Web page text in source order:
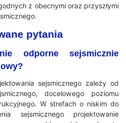
z obecnymi oraz przyszłymi
pytania
odporne sejsmicznie
sejsmicznego zależy od
docelowego poziomu
W strefach o niskim do
sejsmicznego projektowanie